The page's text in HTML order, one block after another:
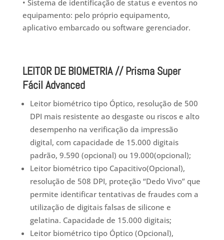
• Sistema de identificação de status e eventos no
equipamento: pelo próprio equipamento,
aplicativo embarcado ou software gerenciador.
LEITOR DE BIOMETRIA // Prisma Super
Fácil Advanced
Leitor biométrico tipo Óptico, resolução de 500
DPI mais resistente ao desgaste ou riscos e alto
desempenho na verificação da impressão
digital, com capacidade de 15.000 digitais
padrão, 9.590 (opcional) ou 19.000(opcional);
Leitor biométrico tipo Capacitivo(Opcional),
resolução de 508 DPI, proteção “Dedo Vivo” que
permite identificar tentativas de fraudes com a
utilização de digitais falsas de silicone e
gelatina. Capacidade de 15.000 digitais;
Leitor biométrico tipo Óptico (Opcional),